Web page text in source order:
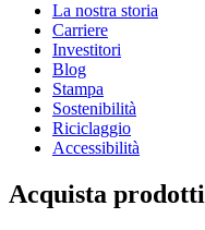
La nostra storia
Carriere
Investitori
Blog
Stampa
Sostenibilità
Riciclaggio
Accessibilità
Acquista prodotti